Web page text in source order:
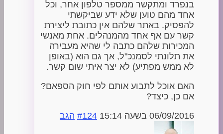
בנפרד ומתקשר ממספר טלפון אחר, וכל
אחד מהם טוען שלא ידע שביקשתי
להפסיק. באתר שלהם אין כתובת ליצירת
קשר עם אף אחד מהמנהלים. אחת מאנשי
המכירות שלהם כתבה לי שהיא מעבירה
את תלונתי לסמנכ"ל, אך גם הוא (באופן
לא ממש מפתיע) לא יצר איתי שום קשר.
האם אוכל לתבוע אותם לפי חוק הספאם?
אם כן, כיצד?
06/09/2016 בשעה 15:14
#124 הגב